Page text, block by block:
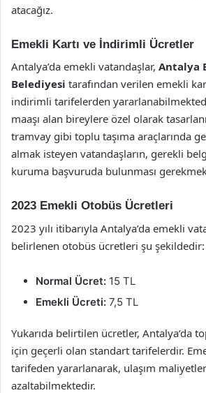
atacağız.
Emekli Kartı ve İndirimli Ücretler
Antalya’da emekli vatandaşlar, Antalya
Belediyesi tarafından verilen emekli
indirimli tarifelerden
maaşı alan bireylere özel olarak
tramvay gibi toplu taşıma araçlarında
almak isteyen vatandaşların, gerekli
kuruma başvuruda bulunması
2023 Emekli Otobüs Ücretleri
2023 yılı itibarıyla Antalya’da emekli
belirlenen otobüs ücretleri şu şekildedir:
Normal Ücret: 15 TL
Emekli Ücreti: 7,5 TL
Yukarıda belirtilen ücretler, Antalya’da
için geçerli olan standart tarifelerdir.
tarifeden yararlanarak, ulaşım
azaltabilmektedir.